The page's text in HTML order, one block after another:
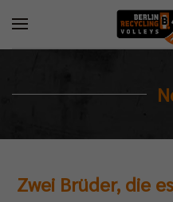
Zwei Brüder, die